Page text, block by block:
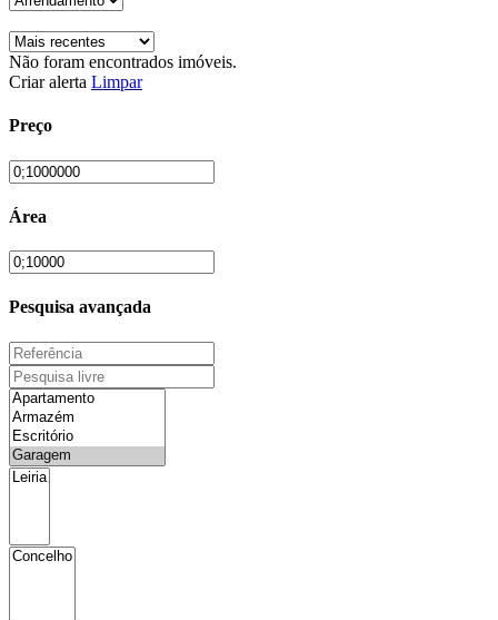
Não foram encontrados imóveis.
Criar alerta Limpar
Preço
Área
Pesquisa avançada